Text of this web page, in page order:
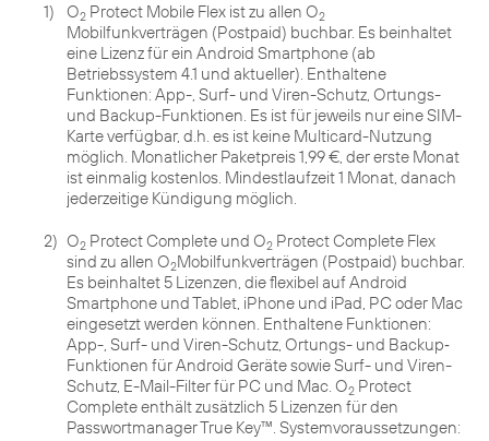
1) O2 Protect Mobile Flex ist zu allen O2
Mobilfunkverträgen (Postpaid) buchbar. Es beinhaltet
eine Lizenz für ein Android Smartphone (ab
Betriebssystem 4.1 und aktueller). Enthaltene
Funktionen: App-, Surf- und Viren-Schutz, Ortungs-
und Backup-Funktionen. Es ist für jeweils nur eine SIM-
Karte verfügbar, d.h. es ist keine Multicard-Nutzung
möglich. Monatlicher Paketpreis 1,99 €, der erste Monat
ist einmalig kostenlos. Mindestlaufzeit 1 Monat, danach
jederzeitige Kündigung möglich.
2) O2 Protect Complete und O2 Protect Complete Flex
sind zu allen O2Mobilfunkverträgen (Postpaid) buchbar.
Es beinhaltet 5 Lizenzen, die flexibel auf Android
Smartphone und Tablet, iPhone und iPad, PC oder Mac
eingesetzt werden können. Enthaltene Funktionen:
App-, Surf- und Viren-Schutz, Ortungs- und Backup‐
Funktionen für Android Geräte sowie Surf- und Viren-
Schutz, E-Mail-Filter für PC und Mac. O2 Protect
Complete enthält zusätzlich 5 Lizenzen für den
Passwortmanager True Key™. Systemvoraussetzungen: